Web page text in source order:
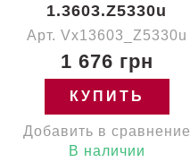
1.3603.Z5330u
Арт. Vx13603_Z5330u
1 676 грн
КУПИТЬ
Добавить в сравнение
В наличии